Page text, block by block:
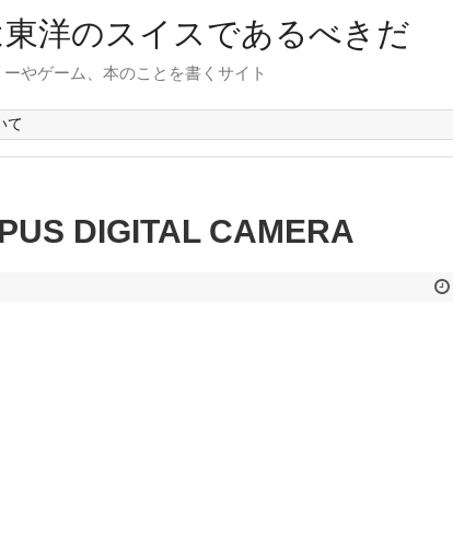
東洋のスイスであるべきだ
やゲーム、本のことを書くサイト
て
DIGITAL CAMERA